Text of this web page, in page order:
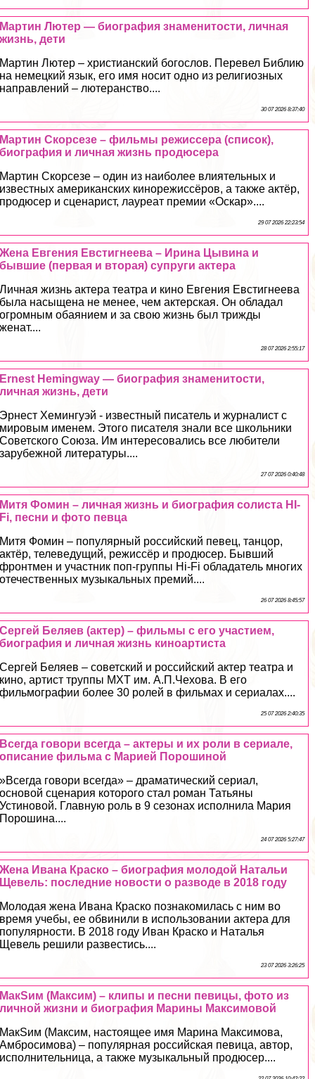
Мартин Лютер — биография знаменитости, личная
жизнь, дети
Мартин Лютер – христианский богослов. Перевел Библию
на немецкий язык, его имя носит одно из религиозных
направлений – лютеранство....
30 07 2026 8:37:40
Мартин Скорсезе – фильмы режиссера (список),
биография и личная жизнь продюсера
Мартин Скорсезе – один из наиболее влиятельных и
известных американских кинорежиссёров, а также актёр,
продюсер и сценарист, лауреат премии «Оскар»....
29 07 2026 22:23:54
Жена Евгения Евстигнеева – Ирина Цывина и
бывшие (первая и вторая) супруги актера
Личная жизнь актера театра и кино Евгения Евстигнеева
была насыщена не менее, чем актерская. Он обладал
огромным обаянием и за свою жизнь был трижды
женат....
28 07 2026 2:55:17
Ernest Hemingway — биография знаменитости,
личная жизнь, дети
Эрнест Хемингуэй - известный писатель и журналист с
мировым именем. Этого писателя знали все школьники
Советского Союза. Им интересовались все любители
зарубежной литературы....
27 07 2026 0:40:48
Митя Фомин – личная жизнь и биография солиста HI-
Fi, песни и фото певца
Митя Фомин – популярный российский певец, танцор,
актёр, телеведущий, режиссёр и продюсер. Бывший
фронтмен и участник поп-группы Hi-Fi обладатель многих
отечественных музыкальных премий....
26 07 2026 8:45:57
Сергeй Беляев (актер) – фильмы с его участием,
биография и личная жизнь киноартиста
Сергeй Беляев – советский и российский актер театра и
кино, артист труппы МХТ им. А.П.Чехова. В его
фильмографии более 30 ролей в фильмах и сериалах....
25 07 2026 2:40:35
Всегда говори всегда – актеры и их роли в сериале,
описание фильма с Марией Порошиной
»Всегда говори всегда» – драматический сериал,
основой сценария которого стал роман Татьяны
Устиновой. Главную роль в 9 сезонах исполнила Мария
Порошина....
24 07 2026 5:27:47
Жена Ивана Краско – биография молодой Натальи
Щевель: последние новости о разводе в 2018 году
Молодая жена Ивана Краско познакомилась с ним во
время учебы, ее обвинили в использовании актера для
популярности. В 2018 году Иван Краско и Наталья
Щевель решили развестись....
23 07 2026 3:26:25
МакSим (Максим) – клипы и песни певицы, фото из
личной жизни и биография Марины Максимовой
МакSим (Максим, настоящее имя Марина Максимова,
Амбросимова) – популярная российская певица, автор,
исполнительница, а также музыкальный продюсер....